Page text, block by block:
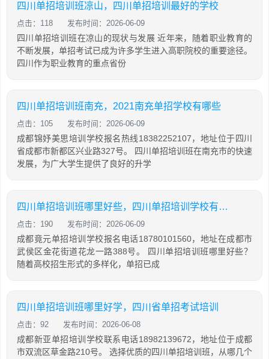
四川单招培训班凉山，四川单招培训最好的学校
点击：118 发布时间：2026-06-09
四川单招培训班在凉山的现状与发展 近年来，随着职业教育的
不断发展，单招考试已成为许多学生进入高职院校的重要途径。
四川作为职业教育的重点省份
四川单招培训班南充，2021南充单招学校有哪些
点击：105 发布时间：2026-06-09
成都锦妤美思培训学校报名热线18382252107，地址位于四川
省成都市新都区兴业路327号。 四川单招培训班在南充市的快速
发展，为广大学生提供了良好的升学
四川单招培训班哪里好些，四川单招培训学校有哪些
点击：190 发布时间：2026-06-09
成都竟元单招培训学校报名电话18780101560，地址在成都市
武侯区金花街道花龙一路388号。 四川单招培训班哪里好些？
随着高校招生形式的多样化，单招已成
四川单招培训班哪里好学，四川省单招考试培训
点击：92 发布时间：2026-06-08
成都新亚单招培训学校联系电话18982139672，地址位于成都
市双流区草金路210号。 选择优质的四川单招培训班，从哪几个